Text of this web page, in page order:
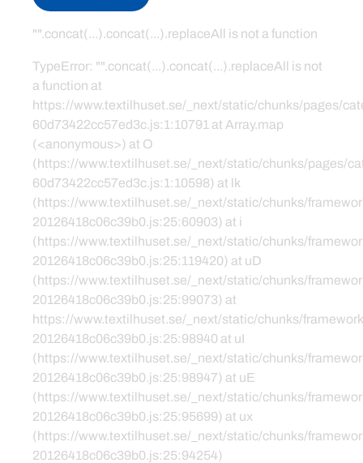
"".concat(...).concat(...).replaceAll is not a function
TypeError: "".concat(...).concat(...).replaceAll is not
a function at
https://www.textilhuset.se/_next/static/chunks/pages/
60d73422cc57ed3c.js:1:10791 at Array.map
(<anonymous>) at O
(https://www.textilhuset.se/_next/static/chunks/pages/
60d73422cc57ed3c.js:1:10598) at lk
(https://www.textilhuset.se/_next/static/chunks/
20126418c06c39b0.js:25:60903) at i
(https://www.textilhuset.se/_next/static/chunks/
20126418c06c39b0.js:25:119420) at uD
(https://www.textilhuset.se/_next/static/chunks/
20126418c06c39b0.js:25:99073) at
https://www.textilhuset.se/_next/static/chunks/
20126418c06c39b0.js:25:98940 at uI
(https://www.textilhuset.se/_next/static/chunks/
20126418c06c39b0.js:25:98947) at uE
(https://www.textilhuset.se/_next/static/chunks/
20126418c06c39b0.js:25:95699) at ux
(https://www.textilhuset.se/_next/static/chunks/
20126418c06c39b0.js:25:94254)